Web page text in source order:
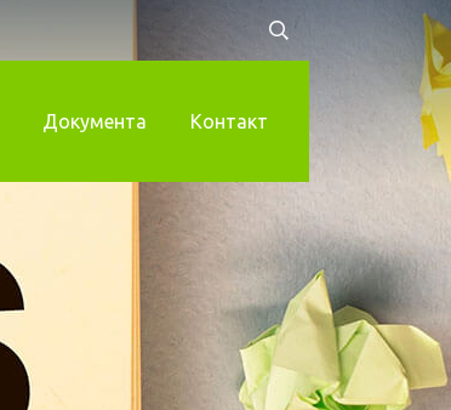
Документа Контакт